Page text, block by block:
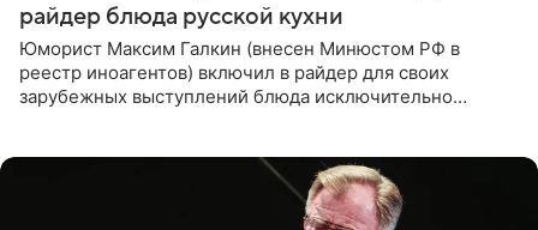
райдер блюда русской кухни
Юморист Максим Галкин (внесен Минюстом РФ в
реестр иноагентов) включил в райдер для своих
зарубежных выступлений блюда исключительно